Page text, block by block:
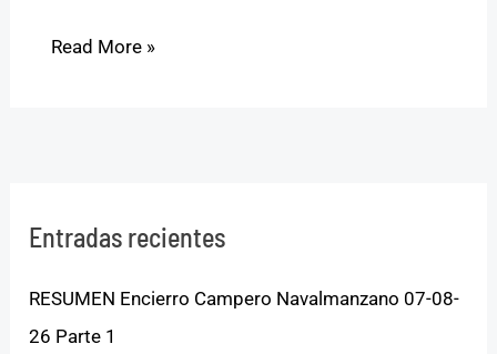
Read More »
Entradas recientes
RESUMEN Encierro Campero Navalmanzano 07-08-
26 Parte 1